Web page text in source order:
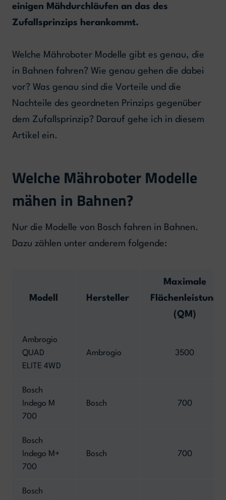
einigen Mähdurchläufen an das des
Zufallsprinzips herankommt.
Welche Mähroboter Modelle gibt es genau, die
in Bahnen fahren? Wie genau gehen die dabei
vor? Was genau sind die Vorteile und die
Nachteile des geordneten Prinzips gegenüber
dem Zufallsprinzip? Darauf gehe ich in diesem
Artikel ein.
Welche Mähroboter Modelle
mähen in Bahnen?
Nur die Modelle von Bosch fahren in Bahnen.
Dazu zählen unter anderem folgende:
Modell Hersteller
Maximale
Flächenleistung
(QM)
Ambrogio
QUAD
ELITE 4WD
Ambrogio 3500
Bosch
Indego M
700
Bosch 700
Bosch
Indego M+
700
Bosch 700
Bosch